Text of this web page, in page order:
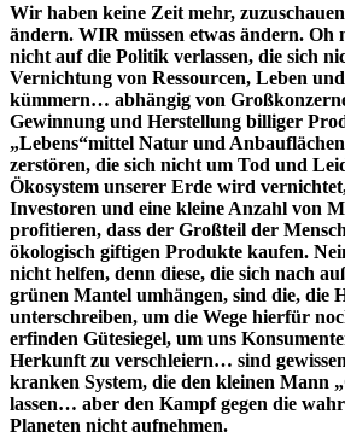
Wir haben keine Zeit mehr,
ändern. WIR müssen etwas ändern. Oh
nicht auf die Politik verlassen, die sich
Vernichtung von Ressourcen, Leben
kümmern… abhängig von
Gewinnung und Herstellung billiger
„Lebens“mittel Natur und
zerstören, die sich nicht um Tod und
Ökosystem unserer Erde wird
Investoren und eine kleine Anzahl von
profitieren, dass der Großteil der
ökologisch giftigen Produkte kaufen.
nicht helfen, denn diese, die sich nach
grünen Mantel umhängen, sind die, die
unterschreiben, um die Wege hierfür
erfinden Gütesiegel, um uns
Herkunft zu verschleiern… sind
kranken System, die den kleinen Mann
lassen… aber den Kampf gegen die
Planeten nicht aufnehmen.